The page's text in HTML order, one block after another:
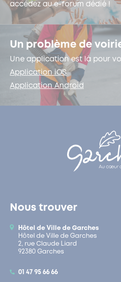
accédez au e-forum dédié !
Un problème de
Une application est là pour
Application iOS
Application Android
Nous trouver
Hôtel de Ville de Garches
Hôtel de Ville de Garches
2, rue Claude Liard
92380 Garches
01 47 95 66 66